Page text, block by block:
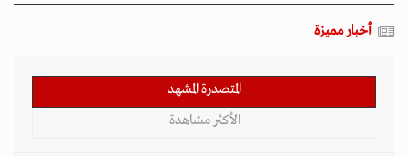
أخبار مميزة
المتصدرة المشهد
الأكثر مشاهدة